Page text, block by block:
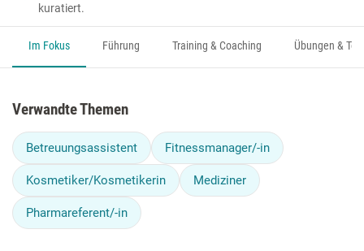
kuratiert.
Im Fokus Führung Training & Coaching Übungen &
Verwandte Themen
Betreuungsassistent Fitnessmanager/-in
Kosmetiker/Kosmetikerin Mediziner
Pharmareferent/-in